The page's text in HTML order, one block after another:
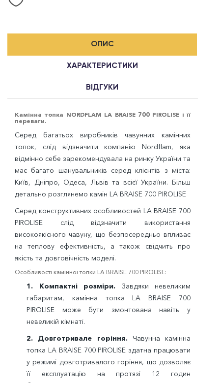
ОПИС
ХАРАКТЕРИСТИКИ
ВІДГУКИ
Камінна топка NORDFLAM LA BRAISE 700 PIROLISE і її
переваги.
Серед багатьох виробників чавунних камінних
топок, слід відзначити компанію Nordflam, яка
відмінно себе зарекомендувала на ринку України та
має багато шанувальників серед клієнтів з міста:
Київ, Дніпро, Одеса, Львів та всієї України. Більш
детально розглянемо камін LA BRAISE 700 PIROLISE
Серед конструктивних особливостей LA BRAISE 700
PIROLISE слід відзначити використання
високоякісного чавуну, що безпосередньо впливає
на теплову ефективність, а також свідчить про
якість та довговічність моделі.
Особливості камінної топки LA BRAISE 700 PIROLISE:
1. Компактні розміри. Завдяки невеликим
габаритам, камінна топка LA BRAISE 700
PIROLISE може бути змонтована навіть у
невеликій кімнаті.
2. Довготривале горіння.Чавунна камінна
топка LA BRAISE 700 PIROLISE здатна працювати
у режимі довготривалого горіння, що дозволяє
її експлуатацію на протязі 12 годин